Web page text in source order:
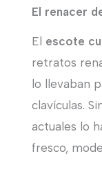
El renacer
El escote
retratos
lo llevaban
clavículas.
actuales lo
fresco,